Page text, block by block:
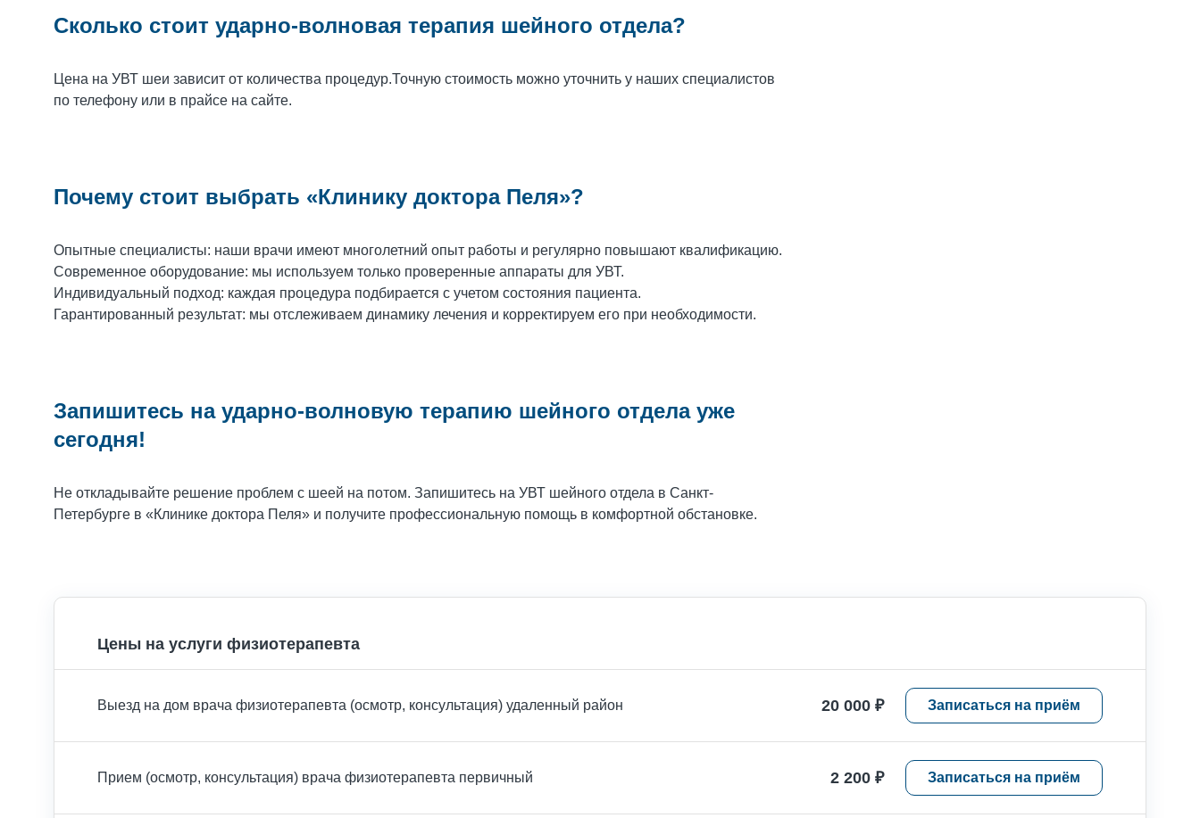
Сколько стоит ударно-волновая терапия шейного отдела?
Цена на УВТ шеи зависит от количества процедур.Точную стоимость можно уточнить у наших специалистов
по телефону или в прайсе на сайте.
Почему стоит выбрать «Клинику доктора Пеля»?
Опытные специалисты: наши врачи имеют многолетний опыт работы и регулярно повышают квалификацию.
Современное оборудование: мы используем только проверенные аппараты для УВТ.
Индивидуальный подход: каждая процедура подбирается с учетом состояния пациента.
Гарантированный результат: мы отслеживаем динамику лечения и корректируем его при необходимости.
Запишитесь на ударно-волновую терапию шейного отдела уже
сегодня!
Не откладывайте решение проблем с шеей на потом. Запишитесь на УВТ шейного отдела в Санкт-
Петербурге в «Клинике доктора Пеля» и получите профессиональную помощь в комфортной обстановке.
Цены на услуги физиотерапевта
Выезд на дом врача физиотерапевта (осмотр, консультация) удаленный район 20 000 ₽ Записаться на приём
Прием (осмотр, консультация) врача физиотерапевта первичный 2 200 ₽ Записаться на приём